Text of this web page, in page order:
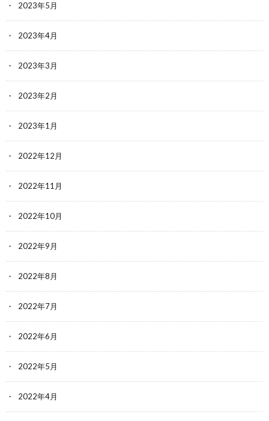
2023年5月
2023年4月
2023年3月
2023年2月
2023年1月
2022年12月
2022年11月
2022年10月
2022年9月
2022年8月
2022年7月
2022年6月
2022年5月
2022年4月